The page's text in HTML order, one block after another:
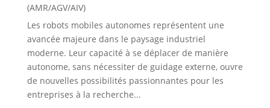
(AMR/AGV/AIV)
Les robots mobiles autonomes représentent une
avancée majeure dans le paysage industriel
moderne. Leur capacité à se déplacer de manière
autonome, sans nécessiter de guidage externe, ouvre
de nouvelles possibilités passionnantes pour les
entreprises à la recherche...